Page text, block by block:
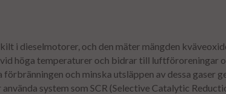
i dieselmotorer, och den mäter mängden
höga temperaturer och bidrar till luftföroreningar
och minska utsläppen av dessa gaser
system som SCR (Selective Catalytic